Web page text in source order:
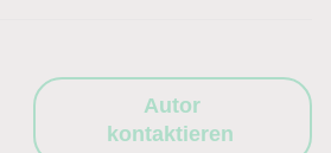
Autor
kontaktieren